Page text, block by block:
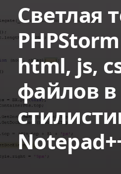
Светлая
html, js,
файлов в